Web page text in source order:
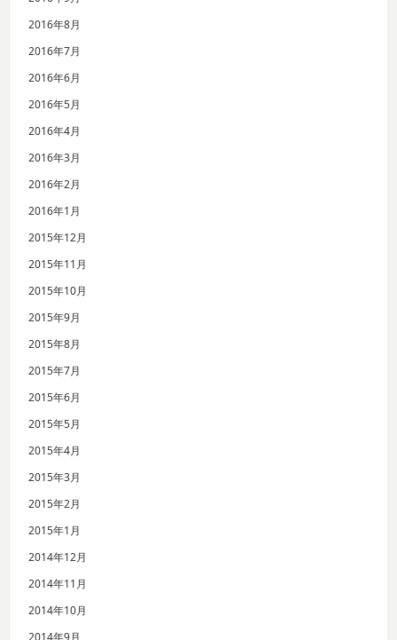
2016年8月
2016年7月
2016年6月
2016年5月
2016年4月
2016年3月
2016年2月
2016年1月
2015年12月
2015年11月
2015年10月
2015年9月
2015年8月
2015年7月
2015年6月
2015年5月
2015年4月
2015年3月
2015年2月
2015年1月
2014年12月
2014年11月
2014年10月